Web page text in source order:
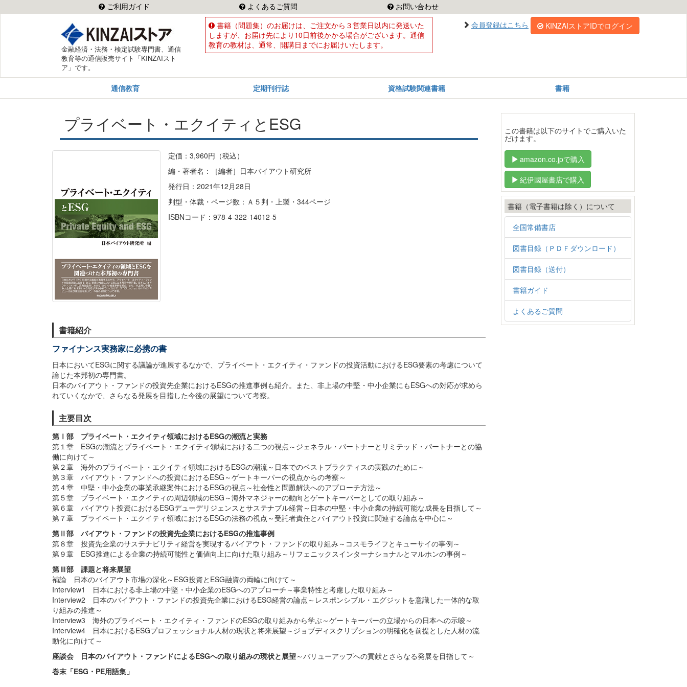
ご利用ガイド よくあるご質問 お問い合わせ
金融経済・法務・検定試験専門書、通信
教育等の通信販売サイト「KINZAIスト
ア」です。
書籍（問題集）のお届けは、ご注文から３営業日以内に発送いた
しますが、お届け先により10日前後かかる場合がございます。通信
教育の教材は、通常、開講日までにお届けいたします。
会員登録はこちら KINZAIストアIDでログイン
通信教育 定期刊行誌 資格試験関連書籍 書籍
プライベート・エクイティとESG
定価：3,960円（税込）
編・著者名：［編者］日本バイアウト研究所
発行日：2021年12月28日
判型・体裁・ページ数：Ａ５判・上製・344ページ
ISBNコード：978-4-322-14012-5
書籍紹介
ファイナンス実務家に必携の書
日本においてESGに関する議論が進展するなかで、プライベート・エクイティ・ファンドの投資活動におけるESG要素の考慮について
論じた本邦初の専門書。
日本のバイアウト・ファンドの投資先企業におけるESGの推進事例も紹介。また、非上場の中堅・中小企業にもESGへの対応が求めら
れていくなかで、さらなる発展を目指した今後の展望について考察。
主要目次
第Ⅰ部 プライベート・エクイティ領域におけるESGの潮流と実務
第１章 ESGの潮流とプライベート・エクイティ領域における二つの視点～ジェネラル・パートナーとリミテッド・パートナーとの協
働に向けて～
第２章 海外のプライベート・エクイティ領域におけるESGの潮流～日本でのベストプラクティスの実践のために～
第３章 バイアウト・ファンドへの投資におけるESG～ゲートキーパーの視点からの考察～
第４章 中堅・中小企業の事業承継案件におけるESGの視点～社会性と問題解決へのアプローチ方法～
第５章 プライベート・エクイティの周辺領域のESG～海外マネジャーの動向とゲートキーパーとしての取り組み～
第６章 バイアウト投資におけるESGデューデリジェンスとサステナブル経営～日本の中堅・中小企業の持続可能な成長を目指して～
第７章 プライベート・エクイティ領域におけるESGの法務の視点～受託者責任とバイアウト投資に関連する論点を中心に～
第Ⅱ部 バイアウト・ファンドの投資先企業におけるESGの推進事例
第８章 投資先企業のサステナビリティ経営を実現するバイアウト・ファンドの取り組み～コスモライフとキューサイの事例～
第９章 ESG推進による企業の持続可能性と価値向上に向けた取り組み～リフェニックスインターナショナルとマルホンの事例～
第Ⅲ部 課題と将来展望
補論 日本のバイアウト市場の深化～ESG投資とESG融資の両輪に向けて～
Interview1 日本における非上場の中堅・中小企業のESGへのアプローチ～事業特性と考慮した取り組み～
Interview2 日本のバイアウト・ファンドの投資先企業におけるESG経営の論点～レスポンシブル・エグジットを意識した一体的な取
り組みの推進～
Interview3 海外のプライベート・エクイティ・ファンドのESGの取り組みから学ぶ～ゲートキーパーの立場からの日本への示唆～
Interview4 日本におけるESGプロフェッショナル人材の現状と将来展望～ジョブディスクリプションの明確化を前提とした人材の流
動化に向けて～
座談会 日本のバイアウト・ファンドによるESGへの取り組みの現状と展望～バリューアップへの貢献とさらなる発展を目指して～
巻末「ESG・PE用語集」
この書籍は以下のサイトでご購入いた
だけます。
amazon.co.jpで購入
紀伊國屋書店で購入
書籍（電子書籍は除く）について
全国常備書店
図書目録（ＰＤＦダウンロード）
図書目録（送付）
書籍ガイド
よくあるご質問